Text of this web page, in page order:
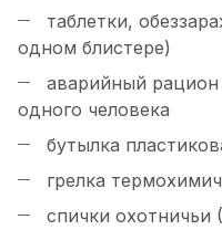
таблетки,
одном блистере)
аварийный рацион
одного человека
бутылка
грелка
спички охотничьи